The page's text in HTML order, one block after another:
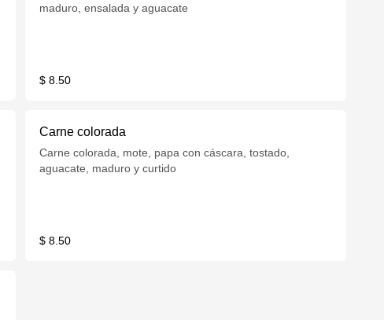
maduro, ensalada y aguacate
$ 8.50
Carne colorada
Carne colorada, mote, papa con cáscara, tostado,
aguacate, maduro y curtido
$ 8.50